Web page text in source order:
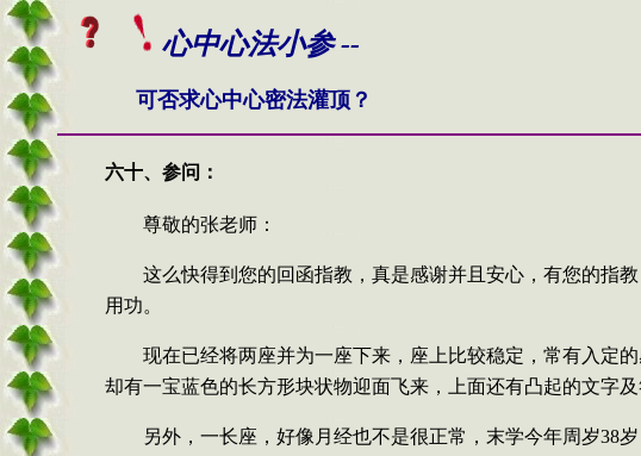
心中心法小参 --
可否求心中心密法灌顶？
六十、 参问：
尊敬的张老师：
这么快得到您的回函指教，真是感谢并且安心，有您的指
用功。
现在已经将两座并为一座下来，座上比较稳定，常有入定
却有一宝蓝色的长方形块状物迎面飞来，上面还有凸起的文字
另外，一长座，好像月经也不是很正常，末学今年周岁38